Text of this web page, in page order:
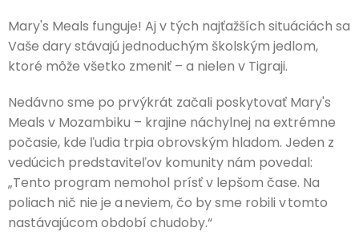
Mary's Meals funguje! Aj v tých najťažších situáciách sa
Vaše dary stávajú jednoduchým školským jedlom,
ktoré môže všetko zmeniť – a nielen v Tigraji.
Nedávno sme po prvýkrát začali poskytovať Mary's
Meals v Mozambiku – krajine náchylnej na extrémne
počasie, kde ľudia trpia obrovským hladom. Jeden z
vedúcich predstaviteľov komunity nám povedal:
„Tento program nemohol prísť v lepšom čase. Na
poliach nič nie je a neviem, čo by sme robili v tomto
nastávajúcom období chudoby.“